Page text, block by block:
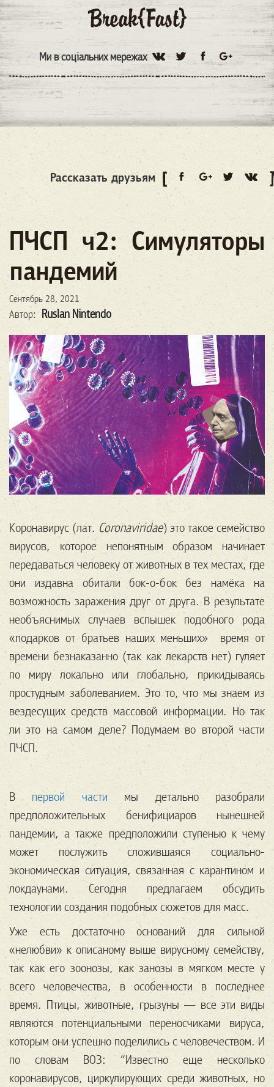
Ми в соціальних мережах
Рассказать друзьям
ПЧСП ч2: Симуляторы
пандемий
Сентябрь 28, 2021
Автор: Ruslan Nintendo
Коронавирус (лат. Coronaviridae) это такое семейство
вирусов, которое непонятным образом начинает
передаваться человеку от животных в тех местах, где
они издавна обитали бок-о-бок без намёка на
возможность заражения друг от друга. В результате
необъяснимых случаев вспышек подобного рода
«подарков от братьев наших меньших» время от
времени безнаказанно (так как лекарств нет) гуляет
по миру локально или глобально, прикидываясь
простудным заболеванием. Это то, что мы знаем из
вездесущих средств массовой информации. Но так
ли это на самом деле? Подумаем во второй части
ПЧСП.
В первой части мы детально разобрали
предположительных бенифициаров нынешней
пандемии, а также предположили ступенью к чему
может послужить сложившаяся социально-
экономическая ситуация, связанная с карантином и
локдаунами. Сегодня предлагаем обсудить
технологии создания подобных сюжетов для масс.
Уже есть достаточно оснований для сильной
«нелюбви» к описаному выше вирусному семейству,
так как его зоонозы, как занозы в мягком месте у
всего человечества, в особенности в последнее
время. Птицы, животные, грызуны — все эти виды
являются потенциальными переносчиками вируса,
которым они успешно поделились с человечеством. И
по словам ВОЗ: “Известно еще несколько
коронавирусов, циркулирующих среди животных, но